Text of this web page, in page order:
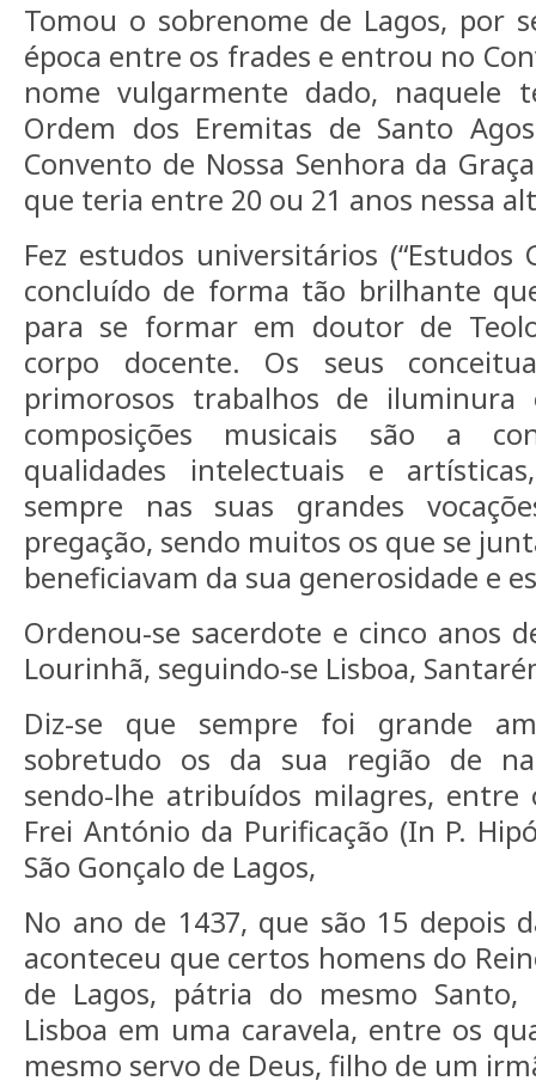
Tomou o sobrenome de Lagos, por
época entre os frades e entrou no
nome vulgarmente dado, naquele
Ordem dos Eremitas de Santo
Convento de Nossa Senhora da
que teria entre 20 ou 21 anos nessa
Fez estudos universitários (“Estudos
concluído de forma tão brilhante
para se formar em doutor de
corpo docente. Os seus
primorosos trabalhos de iluminura
composições musicais são a
qualidades intelectuais e
sempre nas suas grandes
pregação, sendo muitos os que se
beneficiavam da sua generosidade e
Ordenou-se sacerdote e cinco anos
Lourinhã, seguindo-se Lisboa,
Diz-se que sempre foi grande
sobretudo os da sua região de
sendo-lhe atribuídos milagres,
Frei António da Purificação (In P.
São Gonçalo de Lagos,
No ano de 1437, que são 15 depois
aconteceu que certos homens do
de Lagos, pátria do mesmo Santo,
Lisboa em uma caravela, entre os
mesmo servo de Deus, filho de um